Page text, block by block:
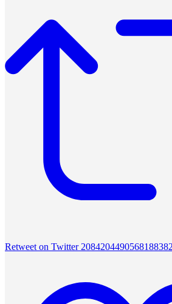
Retweet on Twitter 2084204490568188382